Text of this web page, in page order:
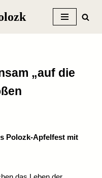
„auf die
Polozk-Apfelfest mit